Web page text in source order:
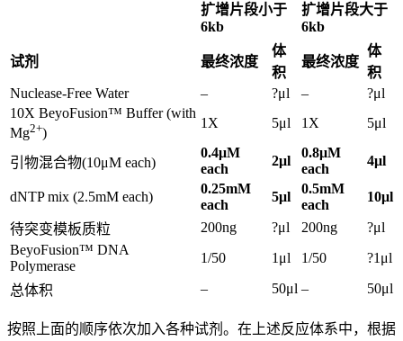
扩增片段小于
6kb
扩增片段大于
6kb
试剂 最终浓度
体
积
最终浓度
体
积
Nuclease-Free Water
– ?μl –
?μl
10X BeyoFusion™ Buffer (with
Mg2+)
1X 5μl 1X 5μl
引物混合物(10μM each)
0.4μM
each
2μl
0.8μM
each
4μl
dNTP mix (2.5mM each)
0.25mM
each
5μl
0.5mM
each
10μl
待突变模板质粒 200ng ?μl 200ng
?μl
BeyoFusion™ DNA
Polymerase
1/50 1μl 1/50 ?1μl
总体积 – 50μl – 50μl
按照上面的顺序依次加入各种试剂。在上述反应体系中，根据